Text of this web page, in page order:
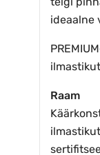
ideaalne
Raam